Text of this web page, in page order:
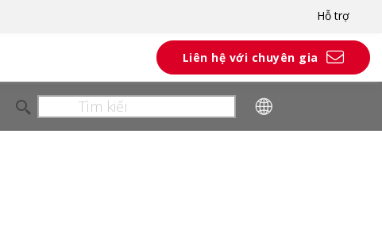
Hỗ trợ
Liên hệ với chuyên gia